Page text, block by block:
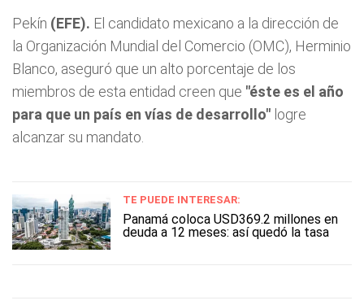
Pekín (EFE). El candidato mexicano a la dirección de
la Organización Mundial del Comercio (OMC), Herminio
Blanco, aseguró que un alto porcentaje de los
miembros de esta entidad creen que "éste es el año
para que un país en vías de desarrollo" logre
alcanzar su mandato.
TE PUEDE INTERESAR:
Panamá coloca USD369.2 millones en
deuda a 12 meses: así quedó la tasa